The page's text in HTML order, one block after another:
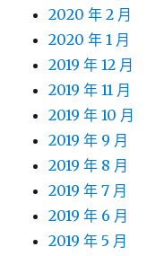
2020 年 2 月
2020 年 1 月
2019 年 12 月
2019 年 11 月
2019 年 10 月
2019 年 9 月
2019 年 8 月
2019 年 7 月
2019 年 6 月
2019 年 5 月